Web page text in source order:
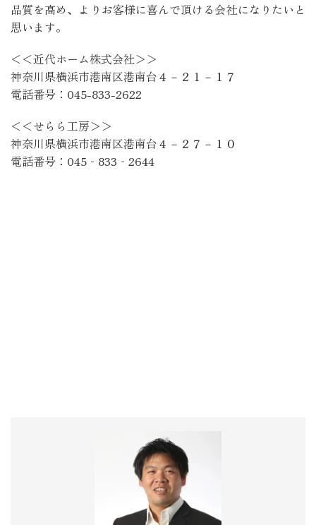
品質を高め、よりお客様に喜んで頂ける会社になりたいと
思います。
＜＜近代ホーム株式会社＞＞
神奈川県横浜市港南区港南台４－２１－１７
電話番号：045-833-2622
＜＜せらら工房＞＞
神奈川県横浜市港南区港南台４－２７－１０
電話番号：045‐833‐2644